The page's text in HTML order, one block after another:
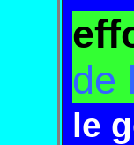
de
le